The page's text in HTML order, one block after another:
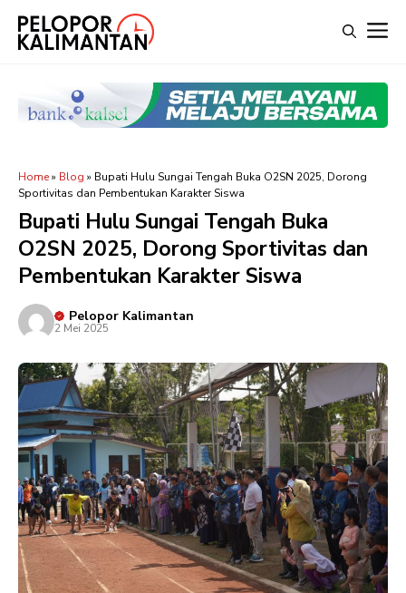
Home» Blog » Bupati Hulu Sungai Tengah Buka O2SN 2025, Dorong
Sportivitas dan Pembentukan Karakter Siswa
Bupati Hulu Sungai Tengah Buka
O2SN 2025, Dorong Sportivitas dan
Pembentukan Karakter Siswa
Pelopor Kalimantan
2 Mei 2025